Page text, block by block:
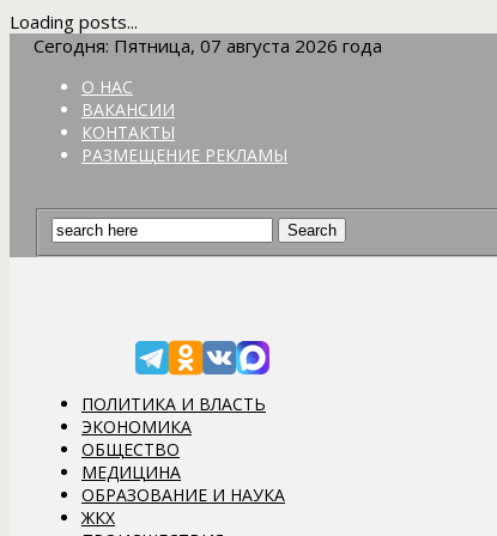
Loading posts...
Сегодня: Пятница, 07 августа 2026 года
О НАС
ВАКАНСИИ
КОНТАКТЫ
РАЗМЕЩЕНИЕ РЕКЛАМЫ
ПОЛИТИКА И ВЛАСТЬ
ЭКОНОМИКА
ОБЩЕСТВО
МЕДИЦИНА
ОБРАЗОВАНИЕ И НАУКА
ЖКХ